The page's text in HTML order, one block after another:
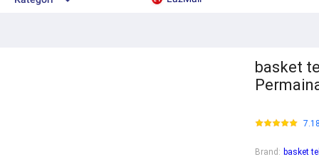
basket
Brand : basket